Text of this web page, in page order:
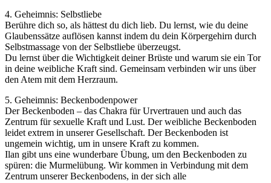
4. Geheimnis: Selbstliebe
Berühre dich so, als hättest du dich lieb. Du lernst, wie du deine
Glaubenssätze auflösen kannst indem du dein Körpergehirn durch
Selbstmassage von der Selbstliebe überzeugst.
Du lernst über die Wichtigkeit deiner Brüste und warum sie ein Tor
in deine weibliche Kraft sind. Gemeinsam verbinden wir uns über
den Atem mit dem Herzraum.
5. Geheimnis: Beckenbodenpower
Der Beckenboden – das Chakra für Urvertrauen und auch das
Zentrum für sexuelle Kraft und Lust. Der weibliche Beckenboden
leidet extrem in unserer Gesellschaft. Der Beckenboden ist
ungemein wichtig, um in unsere Kraft zu kommen.
Ilan gibt uns eine wunderbare Übung, um den Beckenboden zu
spüren: die Murmelübung. Wir kommen in Verbindung mit dem
Zentrum unserer Beckenbodens, in der sich alle